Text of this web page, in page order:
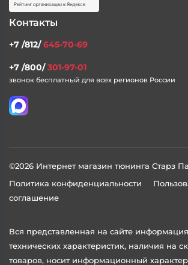
Контакты
+7 /812/645-70-69
+7 /800/301-97-01
звонок бесплатный для всех регионов России
©2026 Интернет магазин тюнинга Старз
Политика конфиденциальности
соглашение
Вся представленная на сайте
технических характеристик, наличия на
товаров, носит информационный